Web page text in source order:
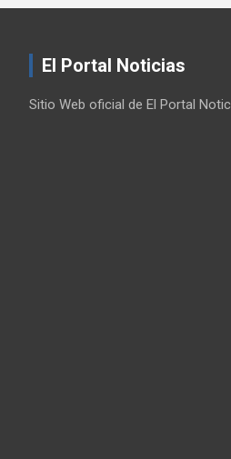
El Portal Noticias
Sitio Web oficial de El Portal